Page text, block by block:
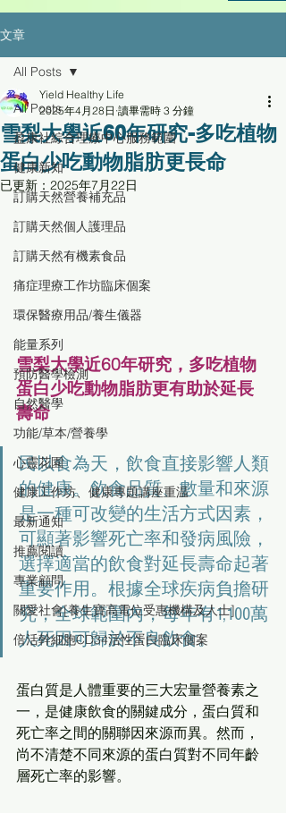
文章
All Posts
盈康社綜合理療中心服務範圍
健康新知
訂購天然營養補充品
訂購天然個人護理品
訂購天然有機素食品
痛症理療工作坊臨床個案
環保醫療用品/養生儀器
能量系列
預防醫學檢測
自然醫學
功能/草本/營養學
心靈花園
健康工作坊、健康專題講座重温
最新通知
推薦閱讀
專業顧問
關愛社會[養生寶高電位受惠機構及人士]
倍活幹細胞CD34活性蛋白臨床個案
All Posts
雪梨大學近60年研究-多吃植物
蛋白少吃動物脂肪更長命
Yield Healthy Life
2025年4月28日 讀畢需時 3 分鐘
已更新： 2025年7月22日
雪梨大學近60年研究，多吃植物
蛋白少吃動物脂肪更有助於延長
壽命
民以食為天，飲食直接影響人類
的健康。飲食品質、數量和來源
是一種可改變的生活方式因素，
可顯著影響死亡率和發病風險，
選擇適當的飲食對延長壽命起著
重要作用。根據全球疾病負擔研
究，全球範圍內，每年有1,100萬
人死因可歸於不良飲食。
蛋白質是人體重要的三大宏量營養素之
一，是健康飲食的關鍵成分，蛋白質和
死亡率之間的關聯因來源而異。然而，
尚不清楚不同來源的蛋白質對不同年齡
層死亡率的影響。